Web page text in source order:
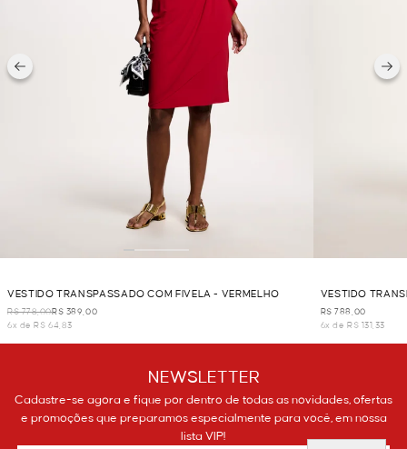
VESTIDO TRANSPASSADO COM FIVELA - VERMELHO
R$ 778,00R$ 389,00
6x de R$ 64,83
VESTIDO
R$ 788,00
6x de R$ 131,33
NEWSLETTER
Cadastre-se agora e fique por dentro de todas as novidades, ofertas
e promoções que preparamos especialmente para você, em nossa
lista VIP!